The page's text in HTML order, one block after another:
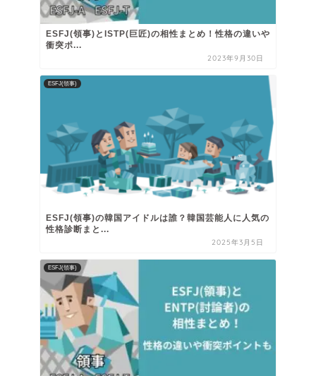
ESFJ(領事)とISTP(巨匠)の相性まとめ！性格の違いや
衝突ポ...
2023年9月30日
ESFJ(領事)
ESFJ(領事)の韓国アイドルは誰？韓国芸能人に人気の
性格診断まと...
2025年3月5日
ESFJ(領事)